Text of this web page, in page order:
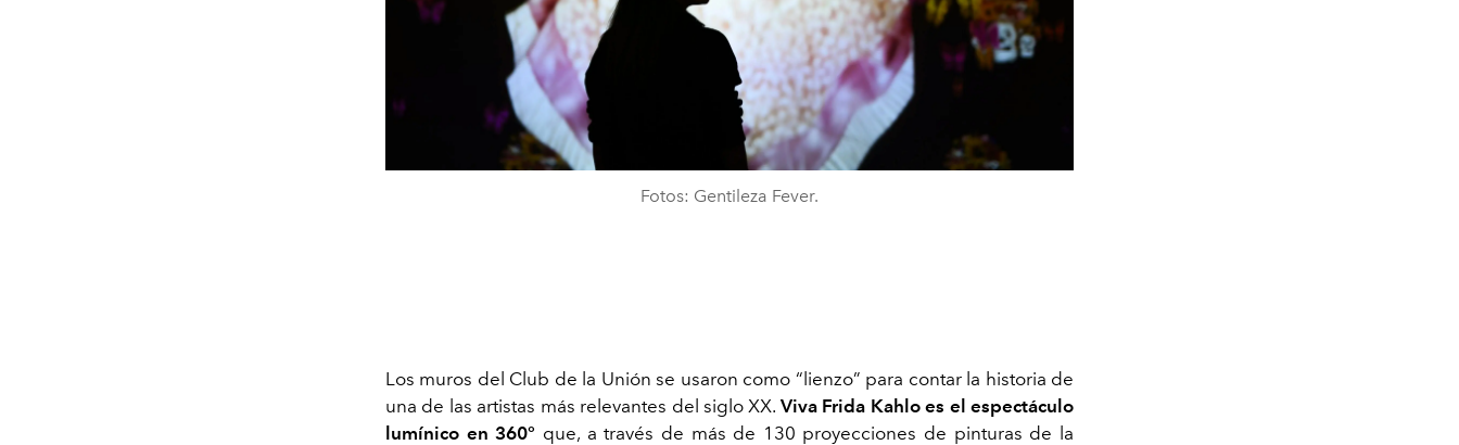
Fotos: Gentileza Fever.
Los muros del Club de la Unión se usaron como “lienzo” para contar la historia de
una de las artistas más relevantes del siglo XX. Viva Frida Kahlo es el espectáculo
lumínico en 360° que, a través de más de 130 proyecciones de pinturas de la